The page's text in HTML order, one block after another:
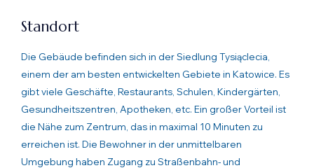
Standort
Die Gebäude befinden sich in der Siedlung Tysiąclecia,
einem der am besten entwickelten Gebiete in Katowice. Es
gibt viele Geschäfte, Restaurants, Schulen, Kindergärten,
Gesundheitszentren, Apotheken, etc. Ein großer Vorteil ist
die Nähe zum Zentrum, das in maximal 10 Minuten zu
erreichen ist. Die Bewohner in der unmittelbaren
Umgebung haben Zugang zu Straßenbahn- und